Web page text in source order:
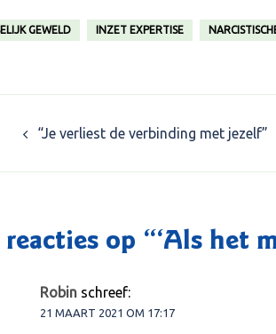
GEWELD INZET EXPERTISE
“Je verliest de verbinding met jezelf”
reacties op “‘Als het
Robin schreef:
21 MAART 2021 OM 17:17